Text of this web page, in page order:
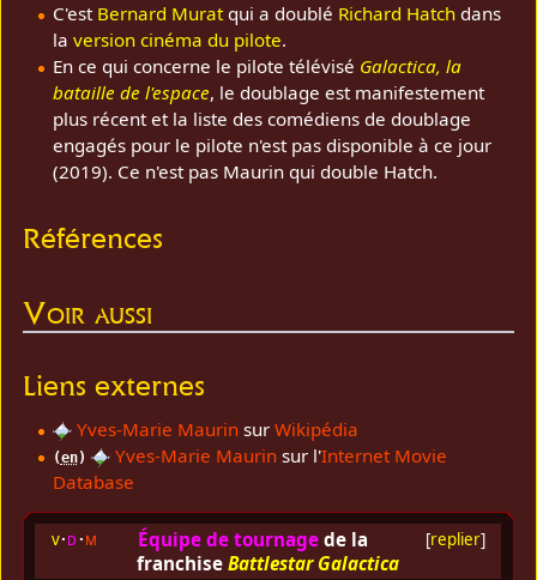
C'est Bernard Muratqui a doublé Richard Hatchdans
la version cinéma du pilote.
En ce qui concerne le pilote télévisé Galactica, la
bataille de l'espace, le doublage est manifestement
plus récent et la liste des comédiens de doublage
engagés pour le pilote n'est pas disponible à ce jour
(2019). Ce n'est pas Maurin qui double Hatch.
Références
Voir aussi
Liens externes
Yves-Marie Maurinsur Wikipédia
(en) Yves-Marie Maurinsur l'Internet Movie
Database
[replier]
v d m Équipe de tournagede la
franchiseBattlestar Galactica